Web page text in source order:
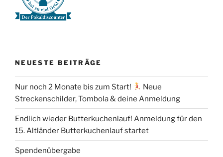
NEUESTE BEITRÄGE
Nur noch 2 Monate bis zum Start!
Neue
Streckenschilder, Tombola & deine Anmeldung
Endlich wieder Butterkuchenlauf! Anmeldung für den
15. Altländer Butterkuchenlauf startet
Spendenübergabe